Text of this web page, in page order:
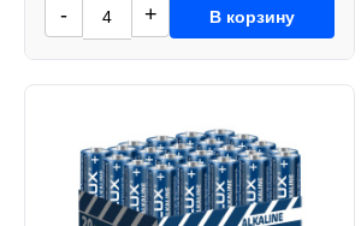
- + В корзину